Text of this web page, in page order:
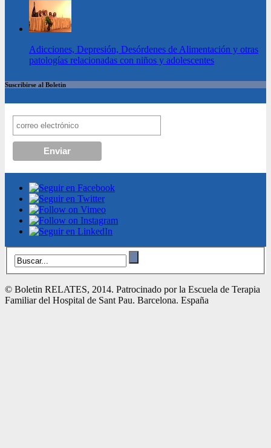
Adicciones, Depresión, Desórdenes de Alimentación y otras
patologías relacionadas con niños y adolescentes
Suscribirse al Boletin
© Boletin RELATES, 2014. Patrocinado por la Escuela de Terapia
Familiar del Hospital de Sant Pau. Barcelona. España